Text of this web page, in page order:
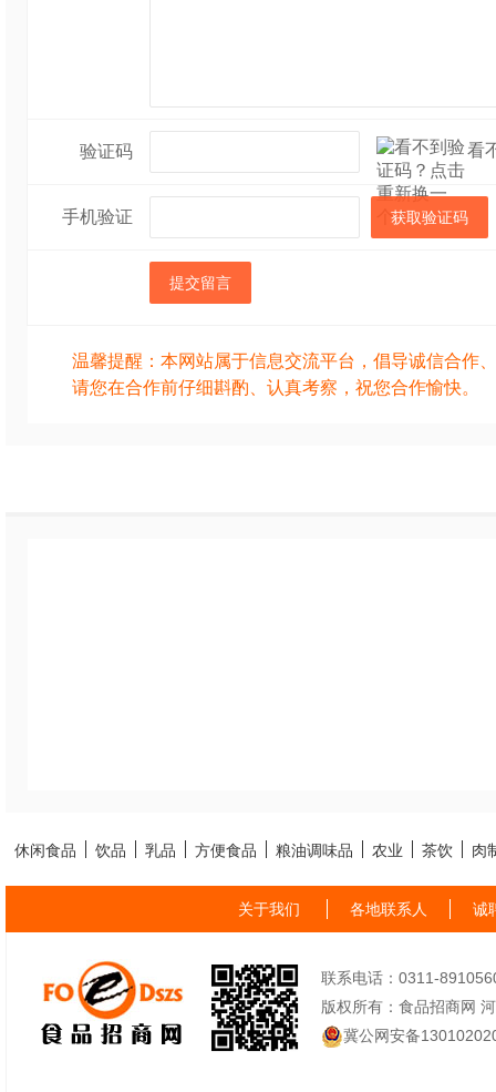
验证码 看
手机验证 获取验证码
提交留言
温馨提醒：本网站属于信息交流平台，倡导诚信合作
请您在合作前仔细斟酌、认真考察，祝您合作愉快。
休闲食品 饮品 乳品 方便食品 粮油调味品 农业 茶饮 肉
关于我们 各地联系人 诚
联系电话：0311-
版权所有：食品招商网
冀公网安备